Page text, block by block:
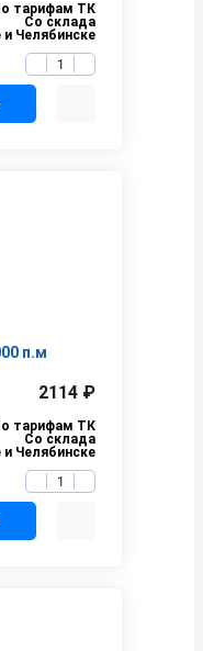
тарифам ТК
Со склада
и Челябинске
п.м
2114 ₽
тарифам ТК
Со склада
и Челябинске